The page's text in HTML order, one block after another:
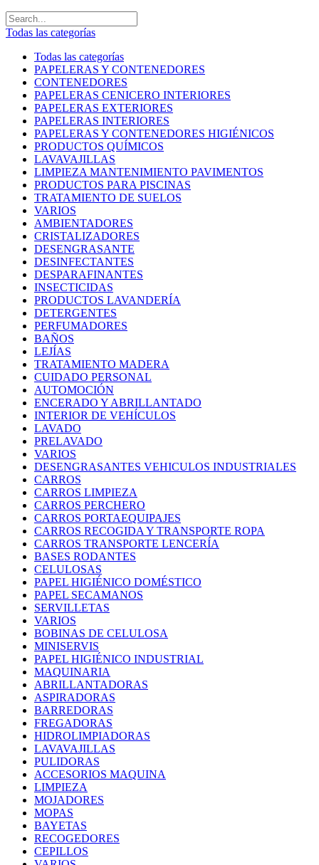
Todas las categorías
Todas las categorías
PAPELERAS Y CONTENEDORES
CONTENEDORES
PAPELERAS CENICERO INTERIORES
PAPELERAS EXTERIORES
PAPELERAS INTERIORES
PAPELERAS Y CONTENEDORES HIGIÉNICOS
PRODUCTOS QUÍMICOS
LAVAVAJILLAS
LIMPIEZA MANTENIMIENTO PAVIMENTOS
PRODUCTOS PARA PISCINAS
TRATAMIENTO DE SUELOS
VARIOS
AMBIENTADORES
CRISTALIZADORES
DESENGRASANTE
DESINFECTANTES
DESPARAFINANTES
INSECTICIDAS
PRODUCTOS LAVANDERÍA
DETERGENTES
PERFUMADORES
BAÑOS
LEJÍAS
TRATAMIENTO MADERA
CUIDADO PERSONAL
AUTOMOCIÓN
ENCERADO Y ABRILLANTADO
INTERIOR DE VEHÍCULOS
LAVADO
PRELAVADO
VARIOS
DESENGRASANTES VEHICULOS INDUSTRIALES
CARROS
CARROS LIMPIEZA
CARROS PERCHERO
CARROS PORTAEQUIPAJES
CARROS RECOGIDA Y TRANSPORTE ROPA
CARROS TRANSPORTE LENCERÍA
BASES RODANTES
CELULOSAS
PAPEL HIGIÉNICO DOMÉSTICO
PAPEL SECAMANOS
SERVILLETAS
VARIOS
BOBINAS DE CELULOSA
MINISERVIS
PAPEL HIGIÉNICO INDUSTRIAL
MAQUINARIA
ABRILLANTADORAS
ASPIRADORAS
BARREDORAS
FREGADORAS
HIDROLIMPIADORAS
LAVAVAJILLAS
PULIDORAS
ACCESORIOS MAQUINA
LIMPIEZA
MOJADORES
MOPAS
BAYETAS
RECOGEDORES
CEPILLOS